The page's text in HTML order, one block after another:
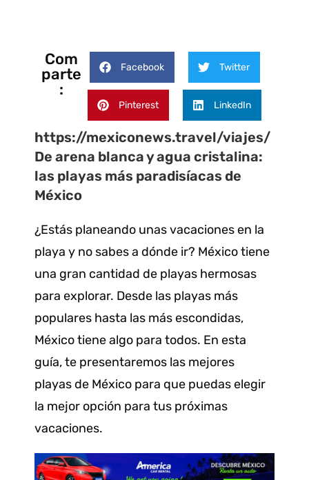
Com
parte
:
Facebook Twitter
Pinterest LinkedIn
https://mexiconews.travel/viajes/
De arena blanca y agua cristalina:
las playas más paradisíacas de
México
¿Estás planeando unas vacaciones en la
playa y no sabes a dónde ir? México tiene
una gran cantidad de playas hermosas
para explorar. Desde las playas más
populares hasta las más escondidas,
México tiene algo para todos. En esta
guía, te presentaremos las mejores
playas de México para que puedas elegir
la mejor opción para tus próximas
vacaciones.